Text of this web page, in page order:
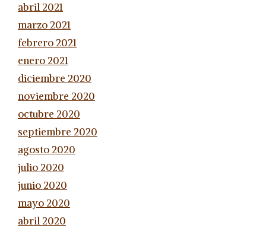
abril 2021
marzo 2021
febrero 2021
enero 2021
diciembre 2020
noviembre 2020
octubre 2020
septiembre 2020
agosto 2020
julio 2020
junio 2020
mayo 2020
abril 2020